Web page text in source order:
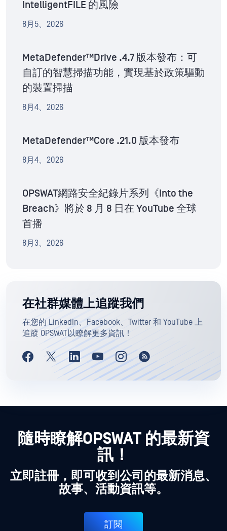
IntelligentFILE 的風險
8月5、2026
MetaDefender™Drive .4.7 版本發布：可
自訂的智慧掃描功能，實現基於政策驅動
的裝置掃描
8月4、2026
MetaDefender™Core .21.0 版本發布
8月4、2026
OPSWAT網路安全紀錄片系列《Into the
Breach》將於 8 月 8 日在 YouTube 全球
首播
8月3、2026
在社群媒體上追蹤我們
在您的 LinkedIn、Facebook、Twitter 和 YouTube 上
追蹤 OPSWAT以瞭解更多資訊！
隨時瞭解OPSWAT 的最新資
訊！
立即註冊，即可收到公司的最新消息、
故事、活動資訊等。
訂閱